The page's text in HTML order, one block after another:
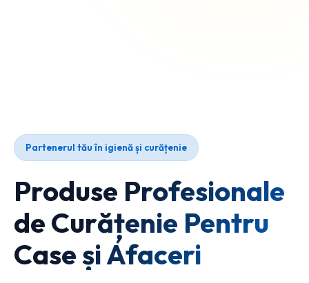
Partenerul tău în igienă și curățenie
Produse Profesionale
de Curățenie Pentru
Case și Afaceri